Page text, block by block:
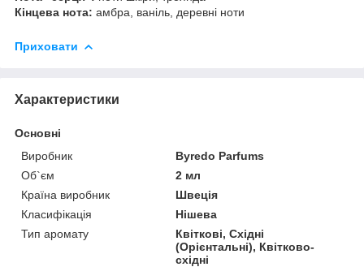
Кінцева нота: амбра, ваніль, деревні ноти
Приховати
Характеристики
Основні
Виробник
Byredo Parfums
Об`єм
2 мл
Країна виробник
Швеція
Класифікація
Нішева
Тип аромату
Квіткові, Східні
(Орієнтальні), Квітково-
східні